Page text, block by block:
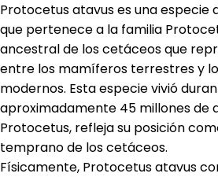
Protocetus atavus es una
que pertenece a la familia
ancestral de los cetáceos que
entre los mamíferos terrestres y
modernos. Esta especie vivió
aproximadamente 45 millones de
Protocetus, refleja su posición
temprano de los cetáceos.
Físicamente, Protocetus atavus